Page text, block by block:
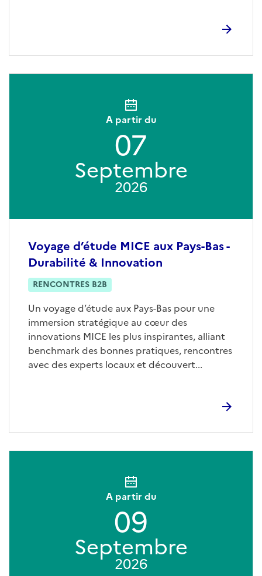
Voyage d’étude MICE aux Pays-Bas -
Durabilité & Innovation
RENCONTRES B2B
Un voyage d’étude aux Pays-Bas pour une
immersion stratégique au cœur des
innovations MICE les plus inspirantes, alliant
benchmark des bonnes pratiques, rencontres
avec des experts locaux et découvert...
A partir du
07
Septembre
2026
A partir du
09
Septembre
2026